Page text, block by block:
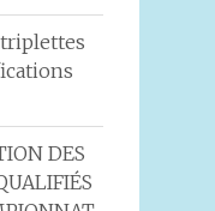
DES